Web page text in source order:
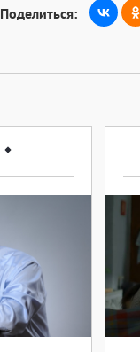
Поделиться: